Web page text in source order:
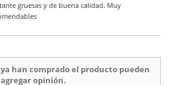
gruesas y de buena calidad. Muy
han comprado el producto pueden
agregar opinión.